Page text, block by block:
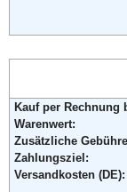
Email:
Weiterführende
Kauf per Rechnung
Warenwert:
Zusätzliche
Zahlungsziel:
Versandkosten (DE):